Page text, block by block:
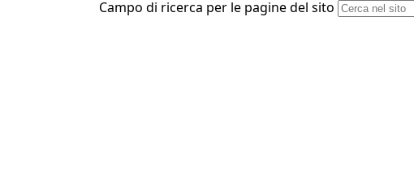
Campo di ricerca per le pagine del sito